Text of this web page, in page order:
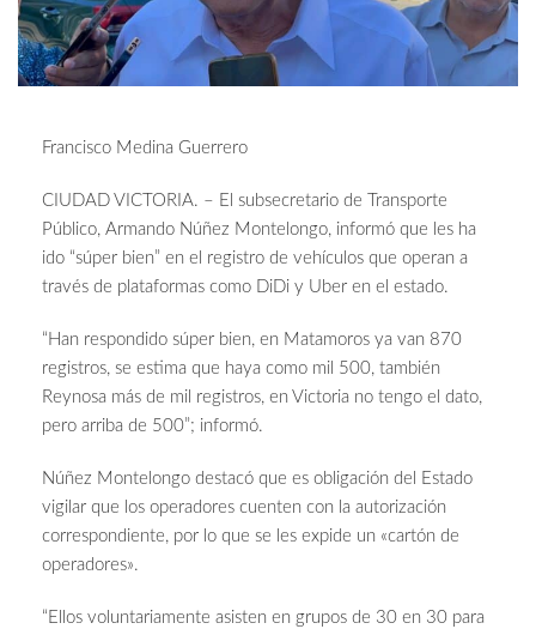
Francisco Medina Guerrero
CIUDAD VICTORIA. – El subsecretario de Transporte
Público, Armando Núñez Montelongo, informó que les ha
ido “súper bien” en el registro de vehículos que operan a
través de plataformas como DiDi y Uber en el estado.
“Han respondido súper bien, en Matamoros ya van 870
registros, se estima que haya como mil 500, también
Reynosa más de mil registros, en Victoria no tengo el dato,
pero arriba de 500”; informó.
Núñez Montelongo destacó que es obligación del Estado
vigilar que los operadores cuenten con la autorización
correspondiente, por lo que se les expide un «cartón de
operadores».
“Ellos voluntariamente asisten en grupos de 30 en 30 para